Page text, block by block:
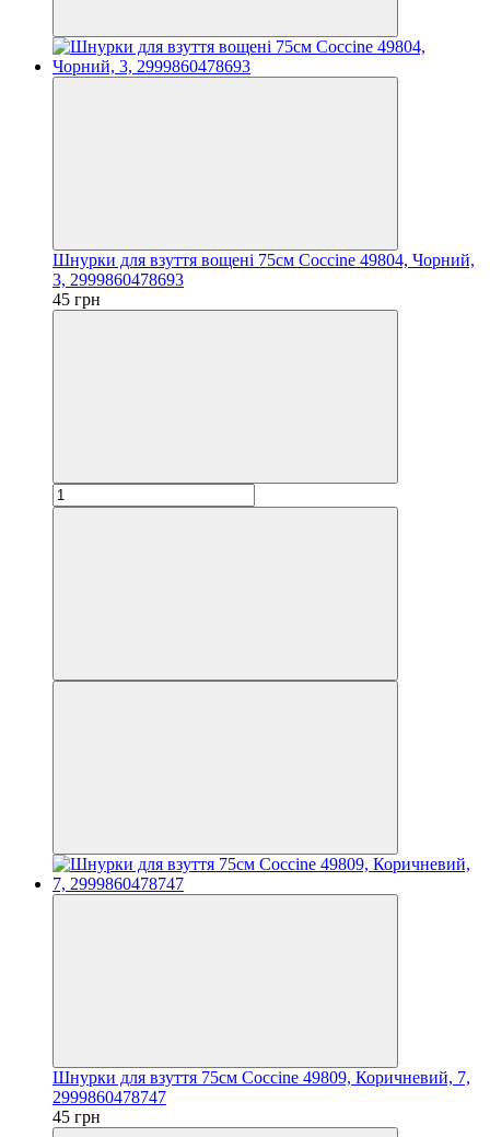
Шнурки для взуття вощені 75см Coccine 49804, Чорний,
3, 2999860478693
45 грн
Шнурки для взуття 75см Coccine 49809, Коричневий, 7,
2999860478747
45 грн